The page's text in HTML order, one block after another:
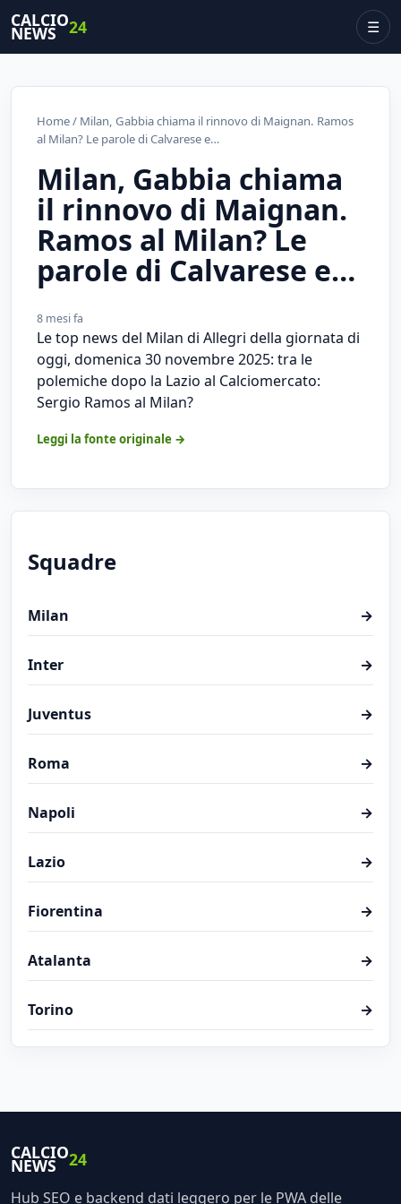
CALCIO
NEWS 24 ☰
Home/ Milan, Gabbia chiama il rinnovo di Maignan. Ramos
al Milan? Le parole di Calvarese e…
Milan, Gabbia chiama
il rinnovo di Maignan.
Ramos al Milan? Le
parole di Calvarese e…
8 mesi fa
Le top news del Milan di Allegri della giornata di
oggi, domenica 30 novembre 2025: tra le
polemiche dopo la Lazio al Calciomercato:
Sergio Ramos al Milan?
Leggi la fonte originale →
Squadre
Milan →
Inter →
Juventus →
Roma →
Napoli →
Lazio →
Fiorentina →
Atalanta →
Torino →
CALCIO
NEWS 24
Hub SEO e backend dati leggero per le PWA delle